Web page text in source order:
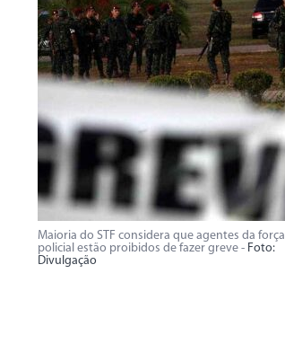
Maioria do STF considera que agentes da força
policial estão proibidos de fazer greve - Foto:
Divulgação